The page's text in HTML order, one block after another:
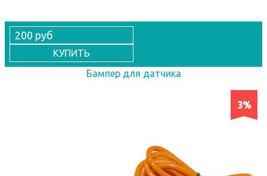
200 руб
КУПИТЬ
Бампер для датчика
3%